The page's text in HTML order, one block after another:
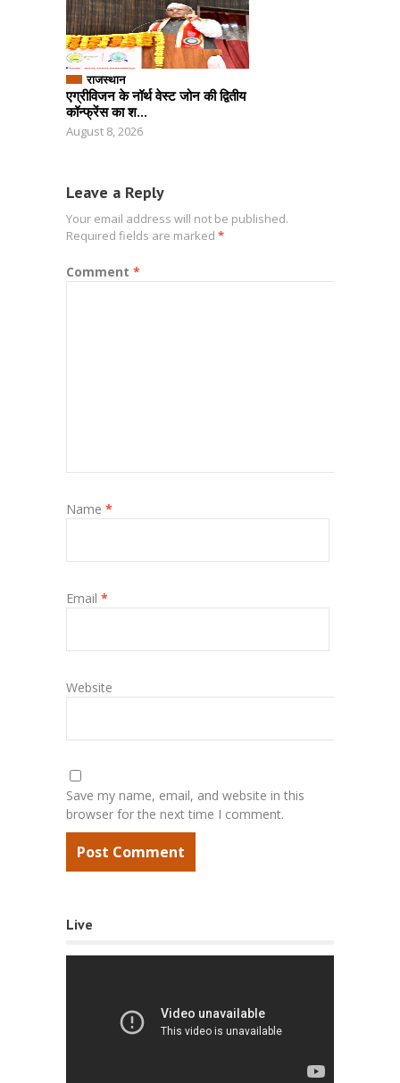
राजस्थान
एग्रीविजन के नॉर्थ वेस्ट जोन की द्वितीय
कॉन्फ्रेंस का श...
August 8, 2026
Leave a Reply
Your email address will not be published.
Required fields are marked *
Comment *
Name *
Email *
Website
Save my name, email, and website in this
browser for the next time I comment.
Live